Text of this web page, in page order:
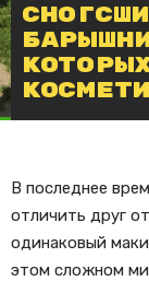
В последнее
отличить друг
одинаковый
этом сложном